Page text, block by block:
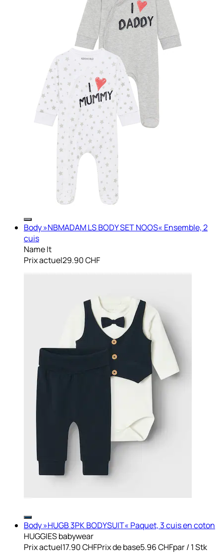
Body »NBMADAM LS BODY SET NOOS« Ensemble, 2
cuis
Name It
Prix actuel29.90 CHF
Body »HUGB 3PK BODYSUIT« Paquet, 3 cuis en coton
HUGGIES babywear
Prix actuel17.90 CHFPrix de base5.96 CHFpar/ 1 Stk